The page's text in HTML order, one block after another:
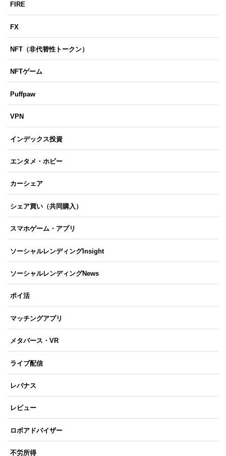
FIRE
FX
NFT（非代替性トークン）
NFTゲーム
Puffpaw
VPN
インデックス投資
エンタメ・ホビー
カーシェア
シェア買い（共同購入）
スマホゲーム・アプリ
ソーシャルレンディングInsight
ソーシャルレンディングNews
ポイ活
マッチングアプリ
メタバース・VR
ライブ配信
レバナス
レビュー
ロボアドバイザー
不労所得